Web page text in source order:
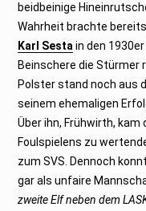
beidbeinige
Wahrheit brachte
Karl Sesta in den
Beinschere die Stürmer
Polster stand noch aus
seinem ehemaligen
Über ihn, Frühwirth, kam
Foulspielens zu
zum SVS. Dennoch
gar als unfaire
zweite Elf neben dem